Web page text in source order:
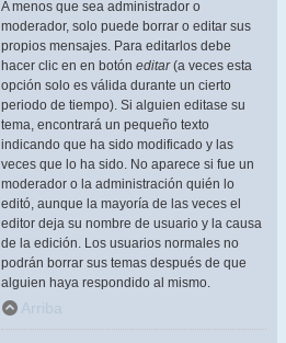
A menos que sea administrador o
moderador, solo puede borrar o editar sus
propios mensajes. Para editarlos debe
hacer clic en en botón editar(a veces esta
opción solo es válida durante un cierto
periodo de tiempo). Si alguien editase su
tema, encontrará un pequeño texto
indicando que ha sido modificado y las
veces que lo ha sido. No aparece si fue un
moderador o la administración quién lo
editó, aunque la mayoría de las veces el
editor deja su nombre de usuario y la causa
de la edición. Los usuarios normales no
podrán borrar sus temas después de que
alguien haya respondido al mismo.
Arriba